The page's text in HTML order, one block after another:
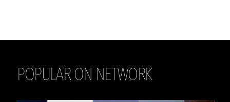
POPULAR ON NETWORK
THE DAILY